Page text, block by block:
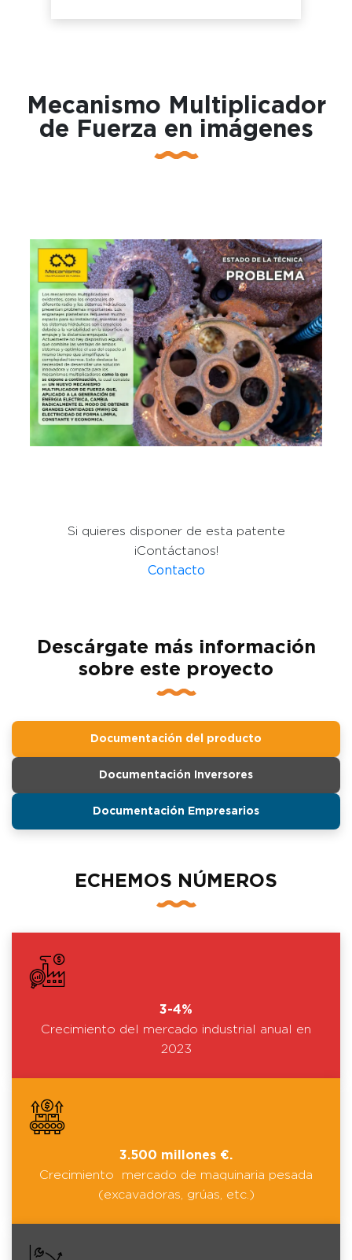
Mecanismo Multiplicador
de Fuerza en imágenes
Si quieres disponer de esta patente
¡Contáctanos!
Contacto
Descárgate más información
sobre este proyecto
Documentación del producto
Documentación Inversores
Documentación Empresarios
ECHEMOS NÚMEROS
3-4%
Crecimiento del mercado industrial anual en
2023
3.500 millones €.
Crecimiento mercado de maquinaria pesada
(excavadoras, grúas, etc.)